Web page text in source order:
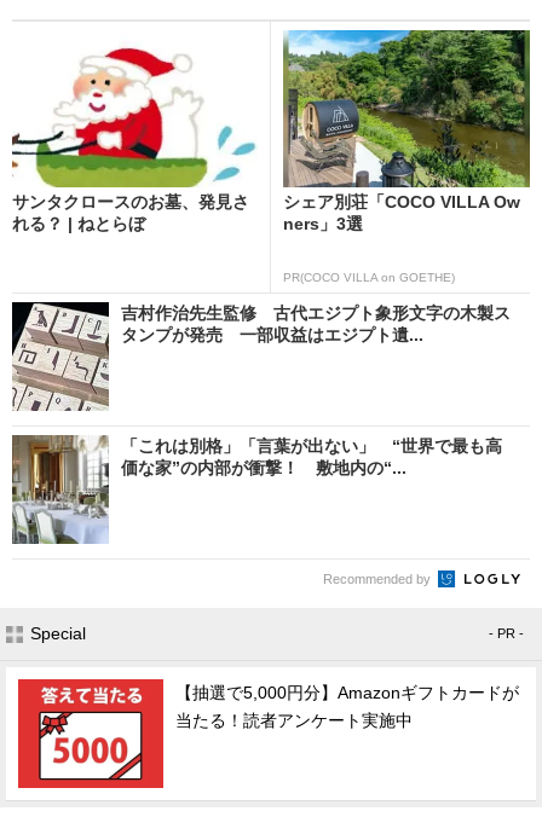
サンタクロースのお墓、発見さ
れる？ | ねとらぼ
シェア別荘「COCO VILLA Ow
ners」3選
PR(COCO VILLA on GOETHE)
吉村作治先生監修 古代エジプト象形文字の木製ス
タンプが発売 一部収益はエジプト遺...
「これは別格」「言葉が出ない」 “世界で最も高
価な家”の内部が衝撃！ 敷地内の“...
Recommended by
Special - PR -
【抽選で5,000円分】Amazonギフトカードが
当たる！読者アンケート実施中